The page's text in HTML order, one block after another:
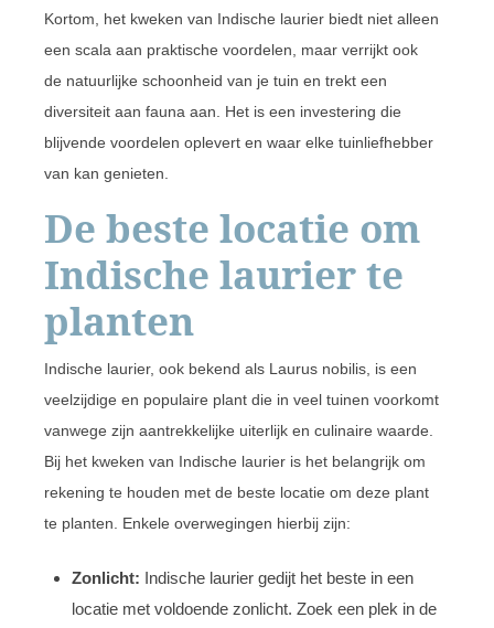
Kortom, het kweken van Indische laurier biedt niet alleen
een scala aan praktische voordelen, maar verrijkt ook
de natuurlijke schoonheid van je tuin en trekt een
diversiteit aan fauna aan. Het is een investering die
blijvende voordelen oplevert en waar elke tuinliefhebber
van kan genieten.
De beste locatie om
Indische laurier te
planten
Indische laurier, ook bekend als Laurus nobilis, is een
veelzijdige en populaire plant die in veel tuinen voorkomt
vanwege zijn aantrekkelijke uiterlijk en culinaire waarde.
Bij het kweken van Indische laurier is het belangrijk om
rekening te houden met de beste locatie om deze plant
te planten. Enkele overwegingen hierbij zijn:
Zonlicht: Indische laurier gedijt het beste in een
locatie met voldoende zonlicht. Zoek een plek in de